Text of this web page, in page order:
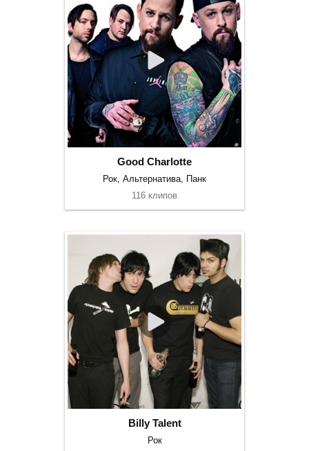
Good Charlotte
Рок, Альтернатива, Панк
116 клипов
Billy Talent
Рок